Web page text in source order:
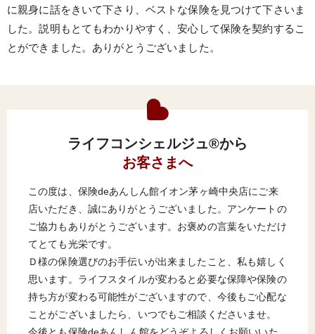
に親身に話をきいて下さり、ベストな保険を見つけて下さいま
した。説明もとてもわかりやすく、安心して保険を契約するこ
とができました。ありがとうございました。
ライフコンシェルジュ®から
お客さまへ
この度は、保険deあんしん館イオン茅ヶ崎中央店にご来
店いただき、誠にありがとうございました。アンケートの
ご協力もありがとうございます。お褒めの言葉をいただけ
てとても光栄です。
Ｄ様の保険選びのお手伝いが出来ましたこと、私も嬉しく
思います。ライフスタイルが変わると必要な保障や保険の
持ち方が変わる可能性がございますので、今後もご心配な
ことがございましたら、いつでもご相談くださいませ。
今後とも保険deあんしん館をどうぞよろしくお願いいた